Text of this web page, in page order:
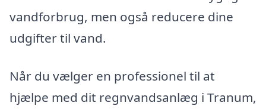
vandforbrug, men også reducere dine
udgifter til vand.
Når du vælger en professionel til at
hjælpe med dit regnvandsanlæg i Tranum,